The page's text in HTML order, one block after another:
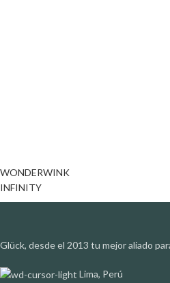
WONDERWINK
INFINITY
Glück, desde el 2013 tu mejor aliado
Lima, Perú